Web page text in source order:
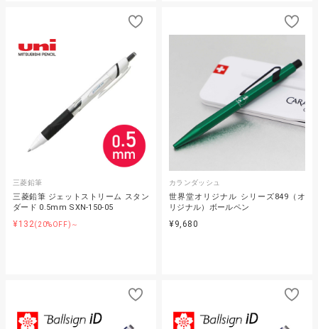
三菱鉛筆
三菱鉛筆 ジェットストリーム スタン
ダード 0.5mm SXN-150-05
¥132(20%OFF)～
カランダッシュ
世界堂オリジナル シリーズ849（オ
リジナル）ボールペン
¥9,680